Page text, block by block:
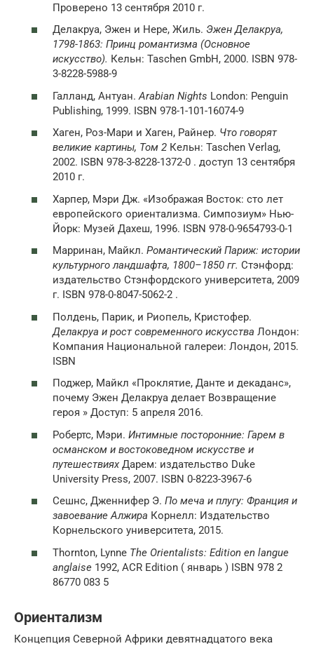
Проверено 13 сентября 2010 г.
Делакруа, Эжен и Нере, Жиль. Эжен Делакруа,
1798-1863: Принц романтизма (Основное
искусство). Кельн: Taschen GmbH, 2000. ISBN 978-
3-8228-5988-9
Галланд, Антуан. Arabian Nights London: Penguin
Publishing, 1999. ISBN 978-1-101-16074-9
Хаген, Роз-Мари и Хаген, Райнер. Что говорят
великие картины, Том 2 Кельн: Taschen Verlag,
2002. ISBN 978-3-8228-1372-0 . доступ 13 сентября
2010 г.
Харпер, Мэри Дж. «Изображая Восток: сто лет
европейского ориентализма. Симпозиум» Нью-
Йорк: Музей Дахеш, 1996. ISBN 978-0-9654793-0-1
Марринан, Майкл. Романтический Париж: истории
культурного ландшафта, 1800–1850 гг. Стэнфорд:
издательство Стэнфордского университета, 2009
г. ISBN 978-0-8047-5062-2 .
Полдень, Парик, и Риопель, Кристофер.
Делакруа и рост современного искусства Лондон:
Компания Национальной галереи: Лондон, 2015.
ISBN
Поджер, Майкл «Проклятие, Данте и декаданс»,
почему Эжен Делакруа делает Возвращение
героя » Доступ: 5 апреля 2016.
Робертс, Мэри. Интимные посторонние: Гарем в
османском и востоковедном искусстве и
путешествиях Дарем: издательство Duke
University Press, 2007. ISBN 0-8223-3967-6
Сешнс, Дженнифер Э. По меча и плугу: Франция и
завоевание Алжира Корнелл: Издательство
Корнельского университета, 2015.
Thornton, Lynne The Orientalists: Edition en langue
anglaise 1992, ACR Edition ( январь ) ISBN 978 2
86770 083 5
Ориентализм
Концепция Северной Африки девятнадцатого века